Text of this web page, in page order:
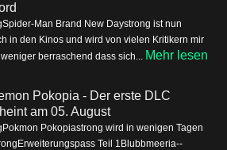
Man Brand New Daystrong ist nun
in den Kinos und wird von vielen Kritikern mir
berraschend dass sich... Mehr lesen
Pokopia - Der erste DLC
am 05. August
Pokopiastrong wird in wenigen Tagen
Teil 1Blubbmeeria--